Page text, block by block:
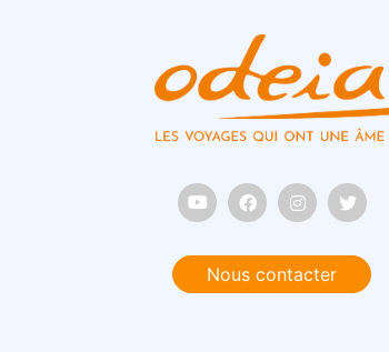
Nous contacter